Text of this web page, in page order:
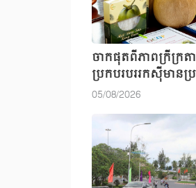
ចាកផុតពីភាពក្រីក្រ
ប្រកបរបររកស៊ីមានប្
05/08/2026